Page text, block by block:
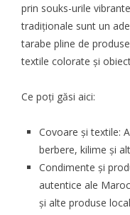
prin souks-urile
tradiționale sunt un
tarabe pline de
textile colorate și
Ce poți găsi aici:
Covoare și textile:
berbere, kilime și
Condimente și
autentice ale
și alte produse